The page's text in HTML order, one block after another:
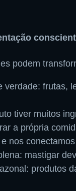
podem
verdade: frutas,
tiver muitos
a própria
nos
mastigar
produtos